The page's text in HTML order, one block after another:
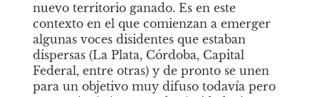
nuevo territorio ganado. Es en este
contexto en el que comienzan a emerger
algunas voces disidentes que estaban
dispersas (La Plata, Córdoba, Capital
Federal, entre otras) y de pronto se unen
para un objetivo muy difuso todavía pero